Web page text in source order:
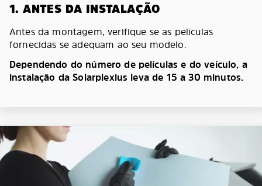
1. ANTES DA INSTALAÇÃO
Antes da montagem, verifique se as películas
fornecidas se adequam ao seu modelo.
Dependendo do número de películas e do veículo, a
instalação da Solarplexius leva de 15 a 30 minutos.